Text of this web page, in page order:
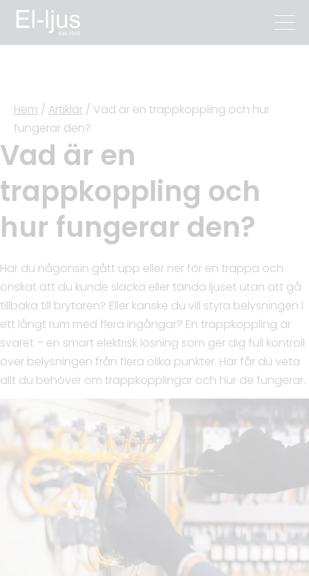
Hem / Artiklar / Vad är en trappkoppling och hur
fungerar den?
Vad är en
trappkoppling och
hur fungerar den?
Har du någonsin gått upp eller ner för en trappa och
önskat att du kunde släcka eller tända ljuset utan att gå
tillbaka till brytaren? Eller kanske du vill styra belysningen i
ett långt rum med flera ingångar? En trappkoppling är
svaret – en smart elektrisk lösning som ger dig full kontroll
över belysningen från flera olika punkter. Här får du veta
allt du behöver om trappkopplingar och hur de fungerar.